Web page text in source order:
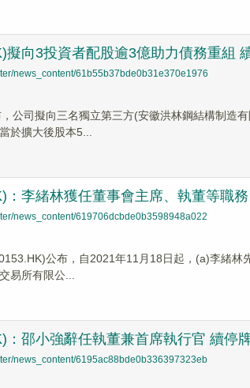
擬向3投資者配股逾3億助力債務重組
news_content/61b55b37bde0b31e370e1976
公司擬向三名獨立第三方(安徽洪林鋼結構制造
於擴大後股本5...
：李緒林獲任董事會主席、執董等職務
news_content/619706dcbde0b3598948a022
公布，自2021年11月18日起，(a)李緒
易所有限公...
：邵小強辭任執董兼首席執行官 續停
news_content/6195ac88bde0b336397323eb